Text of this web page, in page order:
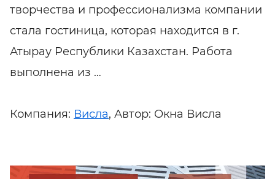
творчества и профессионализма компании
стала гостиница, которая находится в г.
Атырау Республики Казахстан. Работа
выполнена из …
Компания: Висла, Автор: Окна Висла